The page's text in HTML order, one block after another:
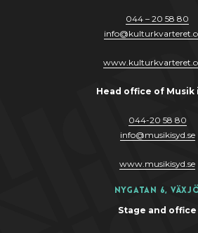
044 – 20 58 80
info@
Head office of Musik
044-20 58 80
info@musikisyd.se
www.musikisyd.se
Nygatan 6,
Stage and office